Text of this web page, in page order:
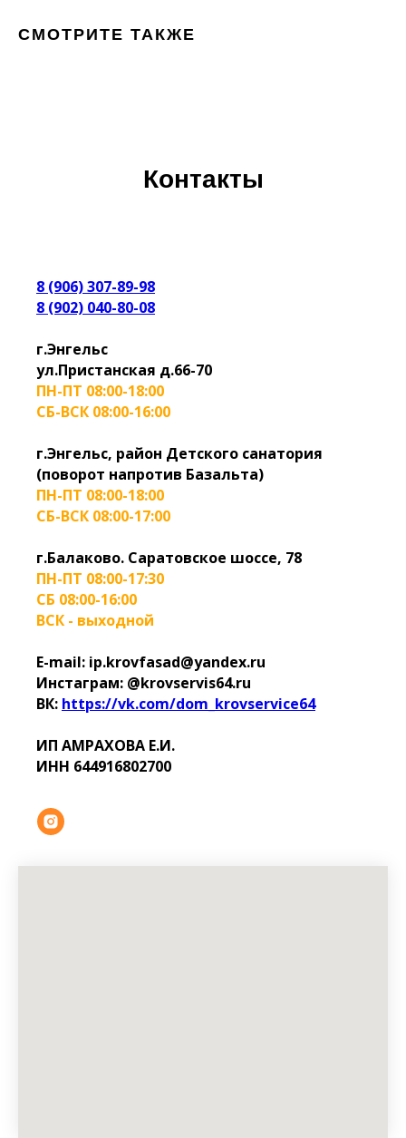
СМОТРИТЕ ТАКЖЕ
Контакты
8 (906) 307-89-98
8 (902) 040-80-08
г.Энгельс
ул.Пристанская д.66-70
ПН-ПТ 08:00-18:00
СБ-ВСК 08:00-16:00
г.Энгельс, район Детского санатория
(поворот напротив Базальта)
ПН-ПТ 08:00-18:00
СБ-ВСК 08:00-17:00
г.Балаково. Саратовское шоссе, 78
ПН-ПТ 08:00-17:30
СБ 08:00-16:00
ВСК - выходной
E-mail: ip.krovfasad@yandex.ru
Инстаграм: @krovservis64.ru
ВК: https://vk.com/dom_krovservice64
ИП АМРАХОВА Е.И.
ИНН 644916802700